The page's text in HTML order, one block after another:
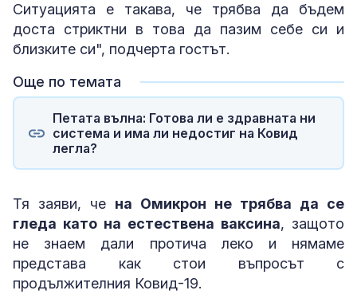
Ситуацията е такава, че трябва да бъдем
доста стриктни в това да пазим себе си и
близките си", подчерта гостът.
Още по темата
Петата вълна: Готова ли е здравната ни
система и има ли недостиг на Ковид
легла?
Тя заяви, че на Омикрон не трябва да се
гледа като на естествена ваксина, защото
не знаем дали протича леко и нямаме
представа как стои въпросът с
продължителния Ковид-19.